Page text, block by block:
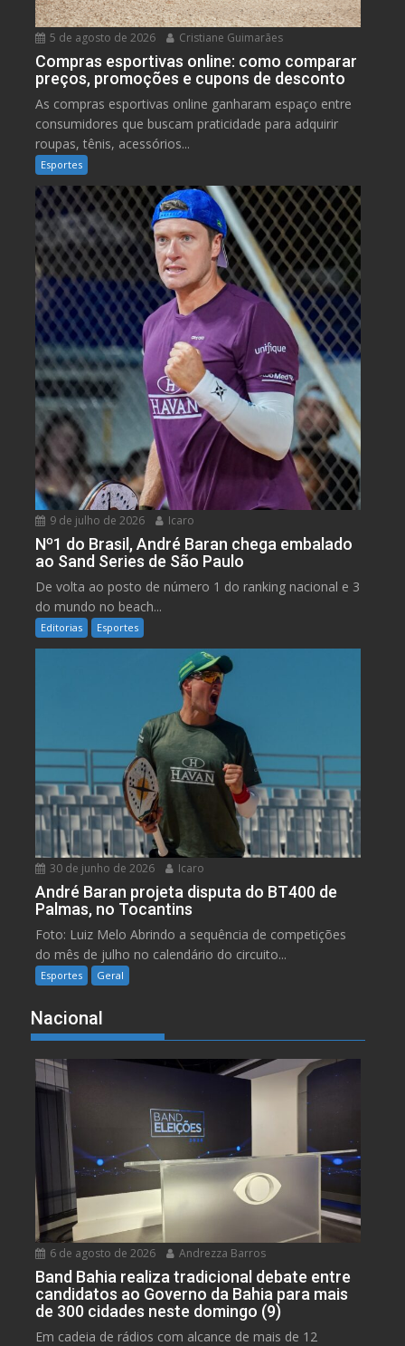
5 de agosto de 2026 Cristiane Guimarães
Compras esportivas online: como comparar
preços, promoções e cupons de desconto
As compras esportivas online ganharam espaço entre
consumidores que buscam praticidade para adquirir
roupas, tênis, acessórios...
Esportes
9 de julho de 2026 Icaro
Nº1 do Brasil, André Baran chega embalado
ao Sand Series de São Paulo
De volta ao posto de número 1 do ranking nacional e 3
do mundo no beach...
Editorias Esportes
30 de junho de 2026 Icaro
André Baran projeta disputa do BT400 de
Palmas, no Tocantins
Foto: Luiz Melo Abrindo a sequência de competições
do mês de julho no calendário do circuito...
Esportes Geral
Nacional
6 de agosto de 2026 Andrezza Barros
Band Bahia realiza tradicional debate entre
candidatos ao Governo da Bahia para mais
de 300 cidades neste domingo (9)
Em cadeia de rádios com alcance de mais de 12